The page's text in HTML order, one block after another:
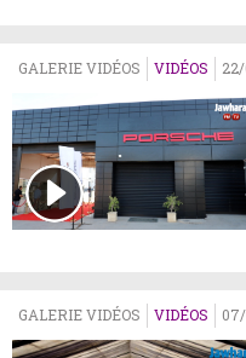
GALERIE VIDÉOS VIDÉOS
GALERIE VIDÉOS VIDÉOS